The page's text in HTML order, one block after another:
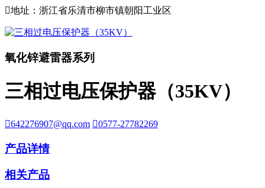
地址：浙江省乐清市柳市镇朝阳工业区
氧化锌避雷器系列
三相过电压保护器（35KV）
642276907@qq.com 0577-27782269
产品详情
相关产品